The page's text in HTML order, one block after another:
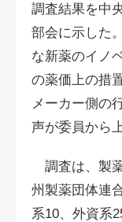
調査結果を中
部会に示した
な新薬のイノ
の薬価上の措
メーカー側の
声が委員から
調査は、製
州製薬団体連
系10、外資系